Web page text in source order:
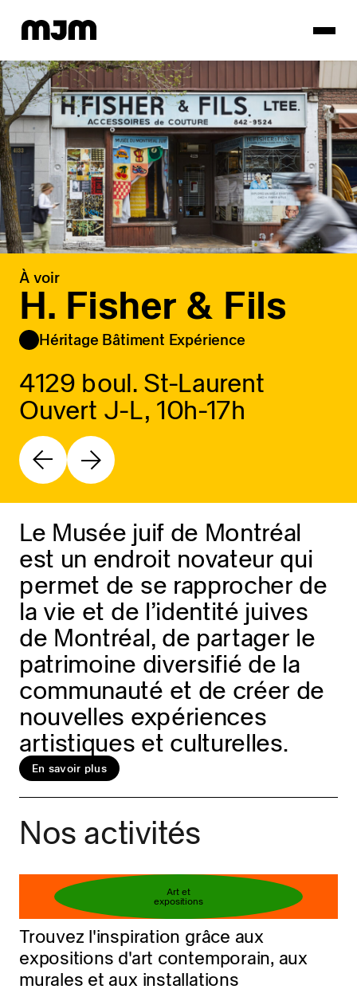
Homepage
À voir
H. Fisher & Fils
Héritage Bâtiment Expérience
4129 boul. St-Laurent
Ouvert J-L, 10h-17h
Réservez votre billet
En savoir plus
Le Musée juif de Montréal
est un endroit novateur qui
permet de se rapprocher de
la vie et de l’identité juives
de Montréal, de partager le
patrimoine diversifié de la
communauté et de créer de
nouvelles expériences
artistiques et culturelles.
En savoir plus
Nos activités
Art et
expositions
Trouvez l'inspiration grâce aux
expositions d'art contemporain, aux
murales et aux installations